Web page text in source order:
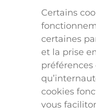
Certains
certaines
et la prise
cookies
vous